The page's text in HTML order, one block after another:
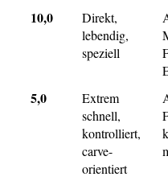
10,0
Direkt,
lebendig,
speziell
5,0
Extrem
schnell,
kontrolliert,
carve-
orientiert